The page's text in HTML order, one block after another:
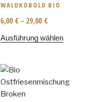
WALDKOBOLD BIO
6,00 € – 29,00 €
Ausführung wählen